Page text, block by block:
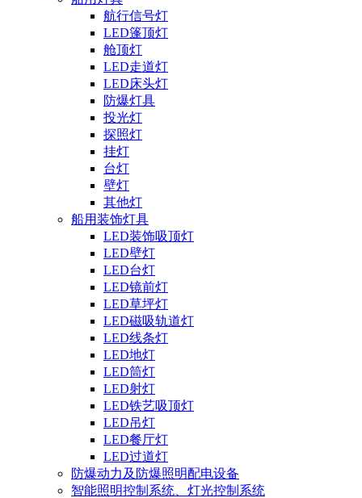
航行信号灯
LED篷顶灯
舱顶灯
LED走道灯
LED床头灯
防爆灯具
投光灯
探照灯
挂灯
台灯
壁灯
其他灯
船用装饰灯具
LED装饰吸顶灯
LED壁灯
LED台灯
LED镜前灯
LED草坪灯
LED磁吸轨道灯
LED线条灯
LED地灯
LED筒灯
LED射灯
LED铁艺吸顶灯
LED吊灯
LED餐厅灯
LED过道灯
防爆动力及防爆照明配电设备
智能照明控制系统、灯光控制系统